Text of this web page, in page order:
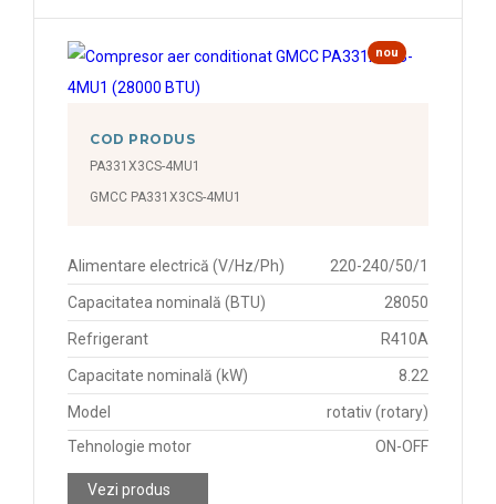
nou
COD PRODUS
PA331X3CS-4MU1
GMCC PA331X3CS-4MU1
Alimentare electrică (V/Hz/Ph) 220-240/50/1
Capacitatea nominală (BTU) 28050
Refrigerant R410A
Capacitate nominală (kW) 8.22
Model
rotativ (rotary)
Tehnologie motor
ON-OFF
Vezi produs